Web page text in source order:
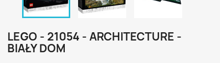
LEGO - 21054 - ARCHITECTURE -
BIAŁY DOM